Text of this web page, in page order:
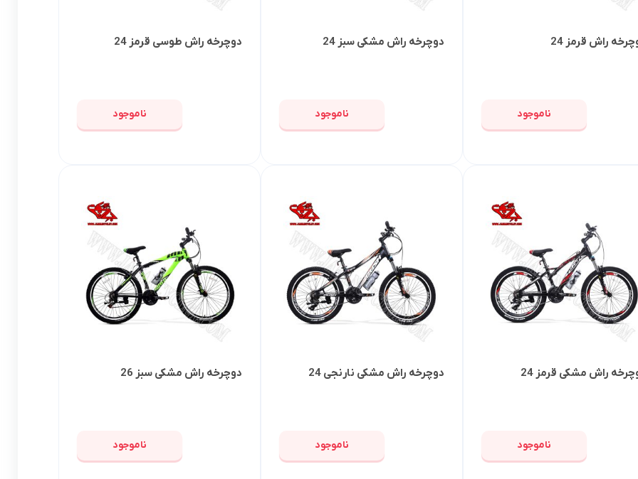
راش قرمز 24
ناموجود
دوچرخه راش مشکی سبز 24
ناموجود
دوچرخه راش طوسی قرمز 24
ناموجود
راش مشکی قرمز 24
ناموجود
دوچرخه راش مشکی نارنجی 24
ناموجود
دوچرخه راش مشکی سبز 26
ناموجود